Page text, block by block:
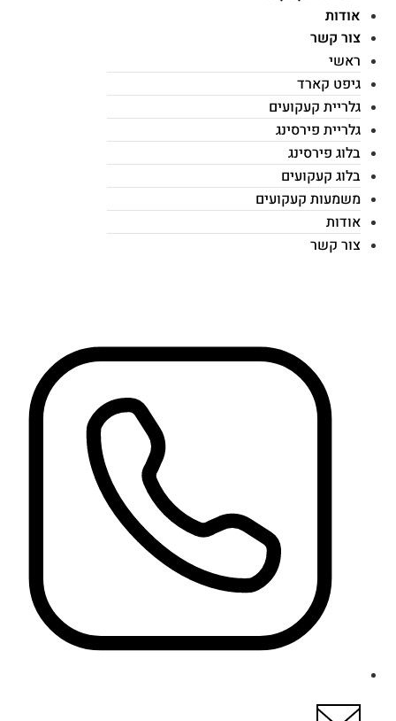
אודות
צור קשר
ראשי
גיפט קארד
גלריית קעקועים
גלריית פירסינג
בלוג פירסינג
בלוג קעקועים
משמעות קעקועים
אודות
צור קשר